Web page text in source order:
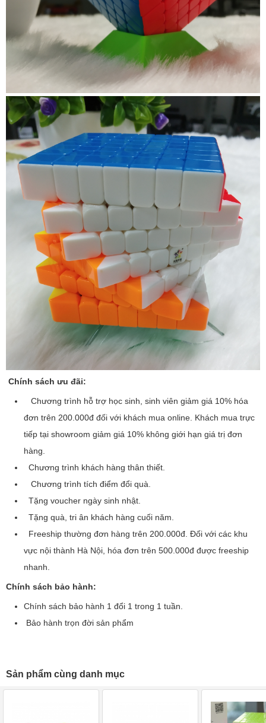
Chính sách ưu đãi:
Chương trình hỗ trợ học sinh, sinh viên giảm giá 10% hóa
đơn trên 200.000đ đối với khách mua online. Khách mua trực
tiếp tại showroom giảm giá 10% không giới hạn giá trị đơn
hàng.
Chương trình khách hàng thân thiết.
Chương trình tích điểm đổi quà.
Tặng voucher ngày sinh nhật.
Tặng quà, tri ân khách hàng cuối năm.
Freeship thường đơn hàng trên 200.000đ. Đối với các khu
vực nội thành Hà Nội, hóa đơn trên 500.000đ được freeship
nhanh.
Chính sách bảo hành:
Chính sách bảo hành 1 đổi 1 trong 1 tuần.
Bảo hành trọn đời sản phẩm
Sản phẩm cùng danh mục